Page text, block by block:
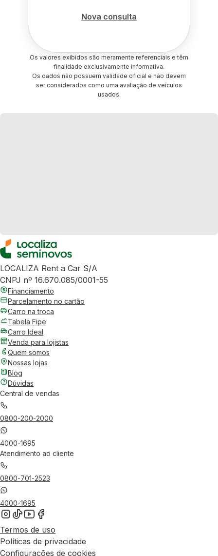
Nova consulta
Os valores exibidos são meramente referenciais e têm
finalidade exclusivamente informativa.
Os dados não possuem validade oficial e não devem
ser considerados como uma avaliação de veículos
usados.
LOCALIZA Rent a Car S/A
CNPJ nº 16.670.085/0001-55
Financiamento
Parcelamento no cartão
Carro na troca
Tabela Fipe
Carro Ideal
Venda para lojistas
Quem somos
Nossas lojas
Blog
Dúvidas
Central de vendas
0800-200-2000
4000-1695
Atendimento ao cliente
0800-701-2523
4000-1695
Termos de uso
Políticas de privacidade
Configurações de cookies